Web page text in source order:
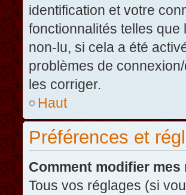
identification et votre
fonctionnalités telles que
non-lu, si cela a été
problèmes de
les corriger.
Haut
Préférences et
Comment modifier mes
Tous vos réglages (si